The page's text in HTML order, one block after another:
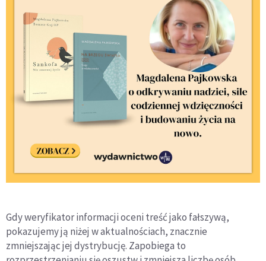
Gdy weryfikator informacji oceni treść jako fałszywą,
pokazujemy ją niżej w aktualnościach, znacznie
zmniejszając jej dystrybucję. Zapobiega to